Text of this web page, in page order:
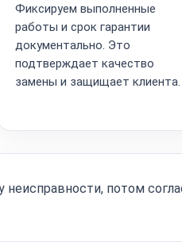
Фиксируем выполненные
работы и срок гарантии
документально. Это
подтверждает качество
замены и защищает клиента.
неисправности, потом